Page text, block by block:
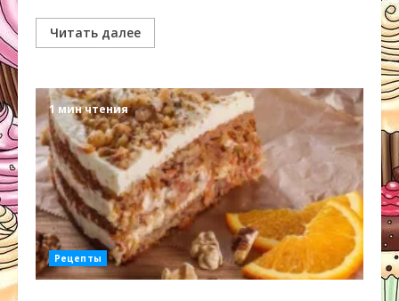
Читать далее
1 мин чтения
Рецепты